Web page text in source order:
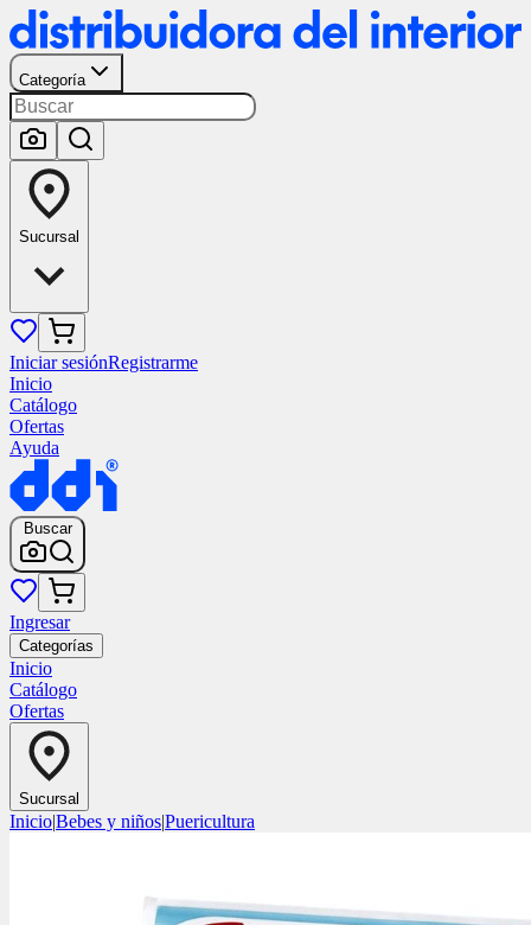
Categoría
Sucursal
Iniciar sesiónRegistrarme
Inicio
Catálogo
Ofertas
Ayuda
Buscar
Ingresar
Categorías
Inicio
Catálogo
Ofertas
Sucursal
Inicio|Bebes y niños|Puericultura